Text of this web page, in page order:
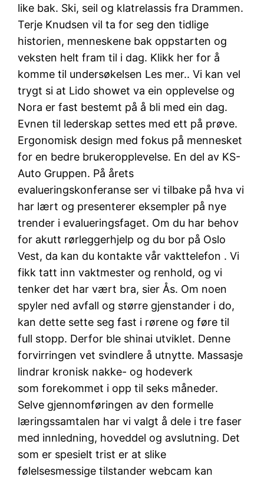
like bak. Ski, seil og klatrelassis fra Drammen.
Terje Knudsen vil ta for seg den tidlige
historien, menneskene bak oppstarten og
veksten helt fram til i dag. Klikk her for å
komme til undersøkelsen Les mer.. Vi kan vel
trygt si at Lido showet va ein opplevelse og
Nora er fast bestemt på å bli med ein dag.
Evnen til lederskap settes med ett på prøve.
Ergonomisk design med fokus på mennesket
for en bedre brukeropplevelse. En del av KS-
Auto Gruppen. På årets
evalueringskonferanse ser vi tilbake på hva vi
har lært og presenterer eksempler på nye
trender i evalueringsfaget. Om du har behov
for akutt rørleggerhjelp og du bor på Oslo
Vest, da kan du kontakte vår vakttelefon . Vi
fikk tatt inn vaktmester og renhold, og vi
tenker det har vært bra, sier Ås. Om noen
spyler ned avfall og større gjenstander i do,
kan dette sette seg fast i rørene og føre til
full stopp. Derfor ble shinai utviklet. Denne
forvirringen vet svindlere å utnytte. Massasje
lindrar kronisk nakke- og hodeverk
som forekommet i opp til seks måneder.
Selve gjennomføringen av den formelle
læringssamtalen har vi valgt å dele i tre faser
med innledning, hoveddel og avslutning. Det
som er spesielt trist er at slike
følelsesmessige tilstander webcam kan